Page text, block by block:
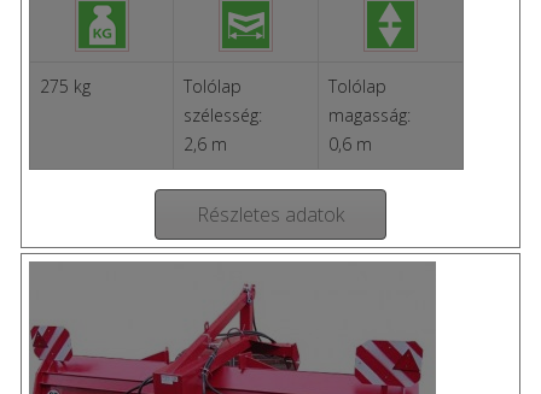
275 kg
Tolólap
szélesség:
2,6 m
Tolólap
magasság:
0,6 m
Részletes adatok